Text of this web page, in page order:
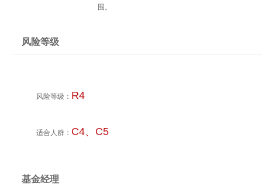
围。
风险等级
风险等级： R4
适合人群： C4、C5
基金经理